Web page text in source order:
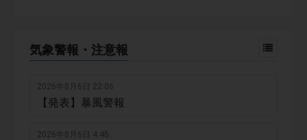
気象警報・注意報
2026年8月6日 22:06
【発表】暴風警報
2026年8月6日 4:45